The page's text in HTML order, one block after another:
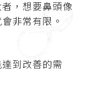
，想要鼻頭像
非常有限。
到改善的需